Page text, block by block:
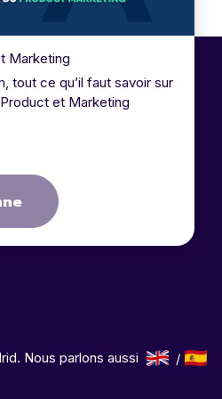
Marketing
tout ce qu’il faut savoir sur
et Marketing
Nous parlons aussi